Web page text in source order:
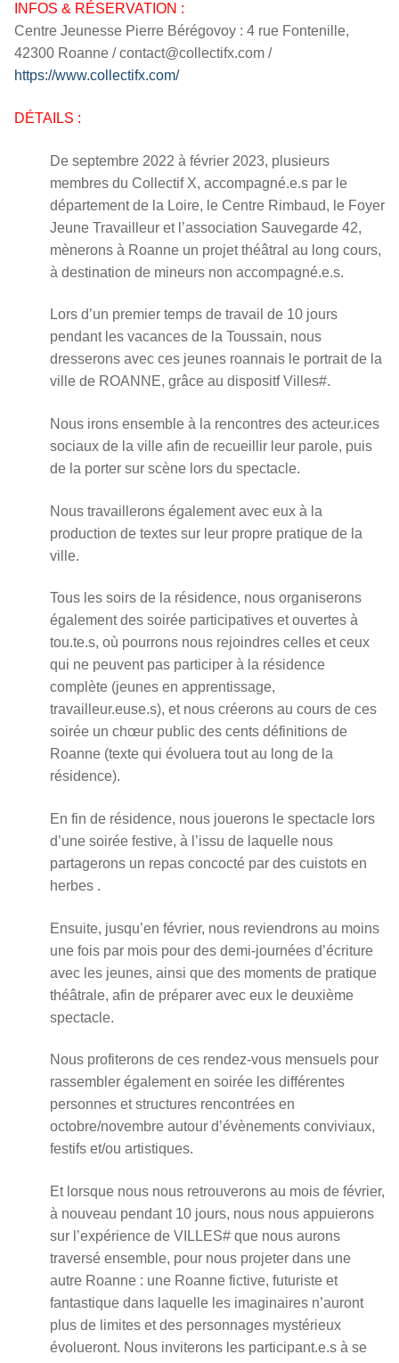
INFOS & RÉSERVATION :
Centre Jeunesse Pierre Bérégovoy : 4 rue Fontenille,
42300 Roanne / contact@collectifx.com /
https://www.collectifx.com/
DÉTAILS :
De septembre 2022 à février 2023, plusieurs
membres du Collectif X, accompagné.e.s par le
département de la Loire, le Centre Rimbaud, le Foyer
Jeune Travailleur et l’association Sauvegarde 42,
mènerons à Roanne un projet théâtral au long cours,
à destination de mineurs non accompagné.e.s.
Lors d’un premier temps de travail de 10 jours
pendant les vacances de la Toussain, nous
dresserons avec ces jeunes roannais le portrait de la
ville de ROANNE, grâce au dispositf Villes#.
Nous irons ensemble à la rencontres des acteur.ices
sociaux de la ville afin de recueillir leur parole, puis
de la porter sur scène lors du spectacle.
Nous travaillerons également avec eux à la
production de textes sur leur propre pratique de la
ville.
Tous les soirs de la résidence, nous organiserons
également des soirée participatives et ouvertes à
tou.te.s, où pourrons nous rejoindres celles et ceux
qui ne peuvent pas participer à la résidence
complète (jeunes en apprentissage,
travailleur.euse.s), et nous créerons au cours de ces
soirée un chœur public des cents définitions de
Roanne (texte qui évoluera tout au long de la
résidence).
En fin de résidence, nous jouerons le spectacle lors
d’une soirée festive, à l’issu de laquelle nous
partagerons un repas concocté par des cuistots en
herbes .
Ensuite, jusqu’en février, nous reviendrons au moins
une fois par mois pour des demi-journées d’écriture
avec les jeunes, ainsi que des moments de pratique
théâtrale, afin de préparer avec eux le deuxième
spectacle.
Nous profiterons de ces rendez-vous mensuels pour
rassembler également en soirée les différentes
personnes et structures rencontrées en
octobre/novembre autour d’évènements conviviaux,
festifs et/ou artistiques.
Et lorsque nous nous retrouverons au mois de février,
à nouveau pendant 10 jours, nous nous appuierons
sur l’expérience de VILLES# que nous aurons
traversé ensemble, pour nous projeter dans une
autre Roanne : une Roanne fictive, futuriste et
fantastique dans laquelle les imaginaires n’auront
plus de limites et des personnages mystérieux
évolueront. Nous inviterons les participant.e.s à se